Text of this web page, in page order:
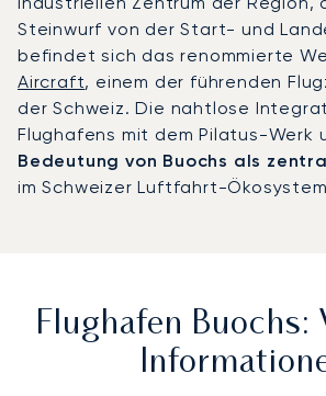
Steinwurf von der Start- und
befindet sich das renommierte
Aircraft, einem der führenden
der Schweiz. Die nahtlose
Flughafens mit dem Pilatus-Werk
Bedeutung von Buochs als
im Schweizer Luftfahrt-
Flughafen